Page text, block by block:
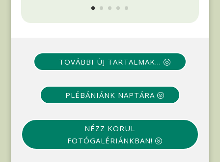
TOVÁBBI ÚJ TARTALMAK...
PLÉBÁNIÁNK NAPTÁRA
NÉZZ KÖRÜL
FOTÓGALÉRIÁNKBAN!